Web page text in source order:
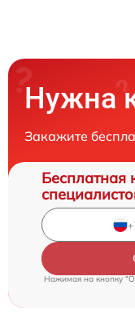
Нужна
Закажите
Бесплатная
Нажимая на кнопку